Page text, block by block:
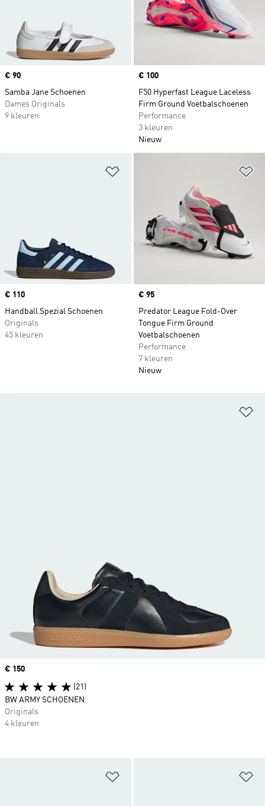
Price
€ 90
Samba Jane Schoenen
Dames Originals
9 kleuren
Price
€ 100
F50 Hyperfast League Laceless
Firm Ground Voetbalschoenen
Performance
3 kleuren
Nieuw
Price
€ 110
Handball Spezial Schoenen
Originals
45 kleuren
Price
€ 95
Predator League Fold-Over
Tongue Firm Ground
Voetbalschoenen
Performance
7 kleuren
Nieuw
Price
€ 150
(21)
BW ARMY SCHOENEN
Originals
4 kleuren